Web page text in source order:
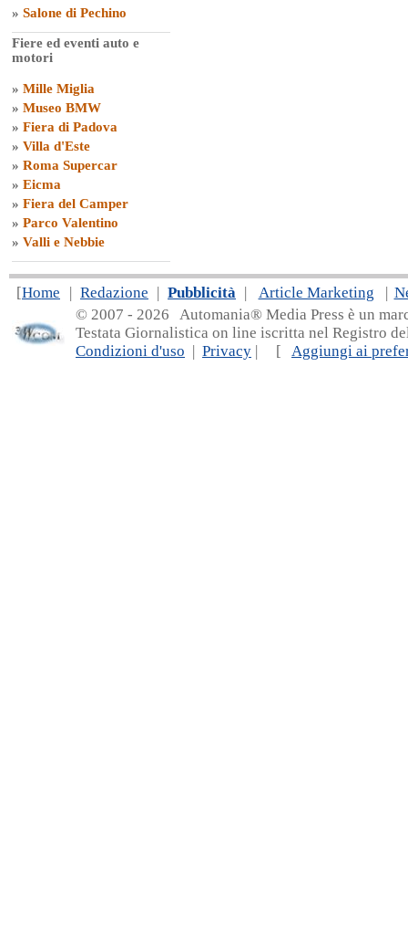
» Salone di Pechino
Fiere ed eventi auto e
motori
» Mille Miglia
» Museo BMW
» Fiera di Padova
» Villa d'Este
» Roma Supercar
» Eicma
» Fiera del Camper
» Parco Valentino
» Valli e Nebbie
[Home | Redazione | Pubblicità | Article Marketing |
© 2007 - 2026 Automania® Media Press è un
Testata Giornalistica on line iscritta nel Registro
Condizioni d'uso | Privacy | [ Aggiungi ai